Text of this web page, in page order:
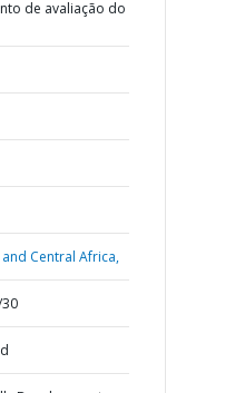
de avaliação do
Central Africa,